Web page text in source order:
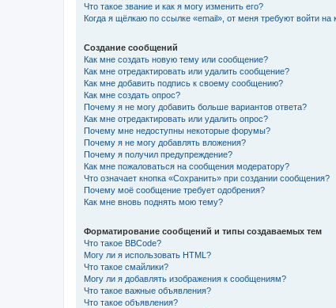
Что такое звание и как я могу изменить его?
Когда я щёлкаю по ссылке «email», от меня требуют войти на
Создание сообщений
Как мне создать новую тему или сообщение?
Как мне отредактировать или удалить сообщение?
Как мне добавить подпись к своему сообщению?
Как мне создать опрос?
Почему я не могу добавить больше вариантов ответа?
Как мне отредактировать или удалить опрос?
Почему мне недоступны некоторые форумы?
Почему я не могу добавлять вложения?
Почему я получил предупреждение?
Как мне пожаловаться на сообщения модератору?
Что означает кнопка «Сохранить» при создании сообщения?
Почему моё сообщение требует одобрения?
Как мне вновь поднять мою тему?
Форматирование сообщений и типы создаваемых тем
Что такое BBCode?
Могу ли я использовать HTML?
Что такое смайлики?
Могу ли я добавлять изображения к сообщениям?
Что такое важные объявления?
Что такое объявления?